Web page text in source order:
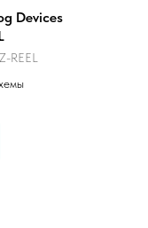
Devices
REEL